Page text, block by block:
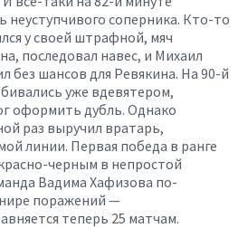
неуступчивого соперника. Кто-то
у своей штрафной, мяч
последовал навес, и Михаил
без шансов для Ревякина. На 90-й
уже вдевятером,
оформить дубль. Однако
раз выручил вратарь,
линии. Первая победа в ранге
черным в непростой
Вадима Хафизова по-
поражений —
теперь 25 матчам.